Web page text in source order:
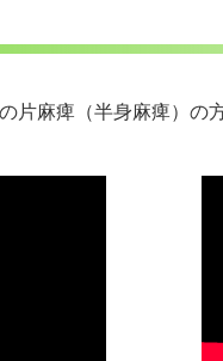
片麻痺（半身麻痺）の